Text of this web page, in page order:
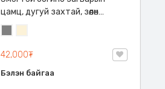
цамц, дугуй захтай, зөөлөн
тухтай материалтай
42,000₮
Бэлэн байгаа